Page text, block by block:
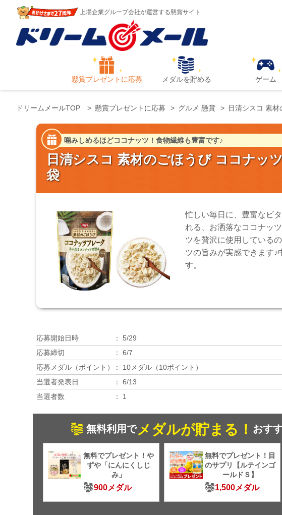
上場企業グループ会社が運営する懸賞サイト
懸賞プレゼントに応募 メダルを貯める ゲーム
ドリームメールTOP 懸賞プレゼントに応募 グルメ 懸賞 日清シスコ 素
噛みしめるほどココナッツ！食物繊維も豊富です♪
日清シスコ 素材のごほうび ココナッ
袋
忙しい毎日に、豊富なビ
れる、お洒落なココナッ
ツを贅沢に使用している
ツの旨みが実感できます
す。
応募開始日時
5/29
応募締切
6/7
応募メダル（ポイント）
10メダル（10ポイント）
当選者発表日
6/13
当選者数
1
無料利用でメダルが貯まる！ おす
無料でプレゼント！や
ずや「にんにくしじ
み」
900メダル
無料でプレゼント！目
のサプリ【ルテインゴ
ールドＳ】
1,500メダル